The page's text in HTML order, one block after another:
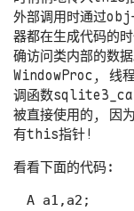
外部调用时通过
器都在生成代码的
确访问类内部的数
WindowProc, 线
调函数
被直接使用的, 因
有this指针!
看看下面的代码:
A a1,a2;